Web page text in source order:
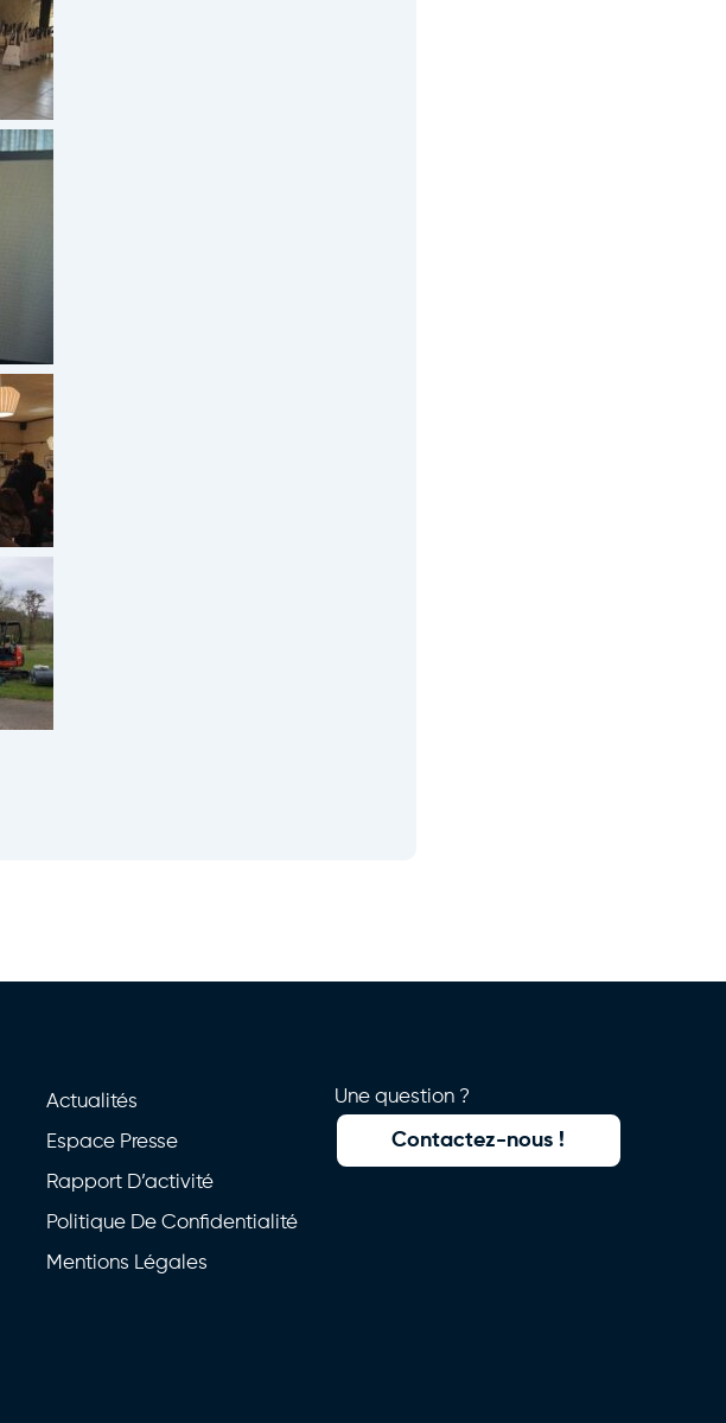
Actualités
Espace Presse
Rapport D’activité
Politique De Confidentialité
Mentions Légales
Une question ?
Contactez-nous !